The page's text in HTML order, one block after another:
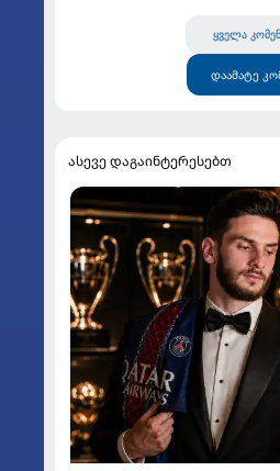
ყველა
დაამატე
ასევე დაგაინტერესებთ